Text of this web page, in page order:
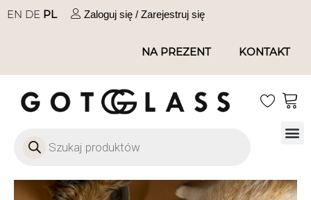
EN DE PL Zaloguj się / Zarejestruj się
NA PREZENT KONTAKT